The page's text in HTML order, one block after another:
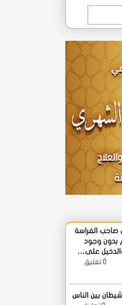
صاحب الفراسة
بدون وجود
على…
بين الناس